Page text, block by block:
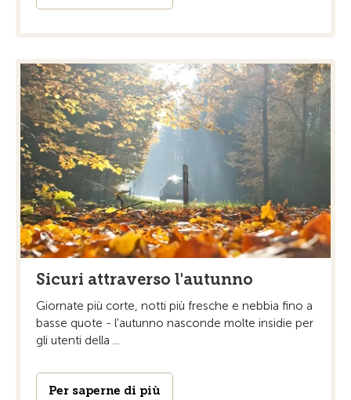
Sicuri attraverso l'autunno
Giornate più corte, notti più fresche e nebbia fino a
basse quote - l'autunno nasconde molte insidie per
gli utenti della ...
Per saperne di più